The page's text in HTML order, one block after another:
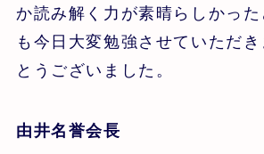
か読み解く力が素晴らしかっ
も今日大変勉強させていただ
とうございました。
由井名誉会長